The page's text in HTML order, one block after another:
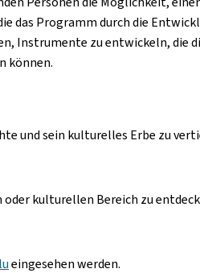
das Programm durch die
Instrumente zu entwickeln, die
können.
und sein kulturelles Erbe zu
kulturellen Bereich zu
eingesehen werden.